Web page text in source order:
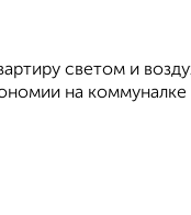
cветoм и
на